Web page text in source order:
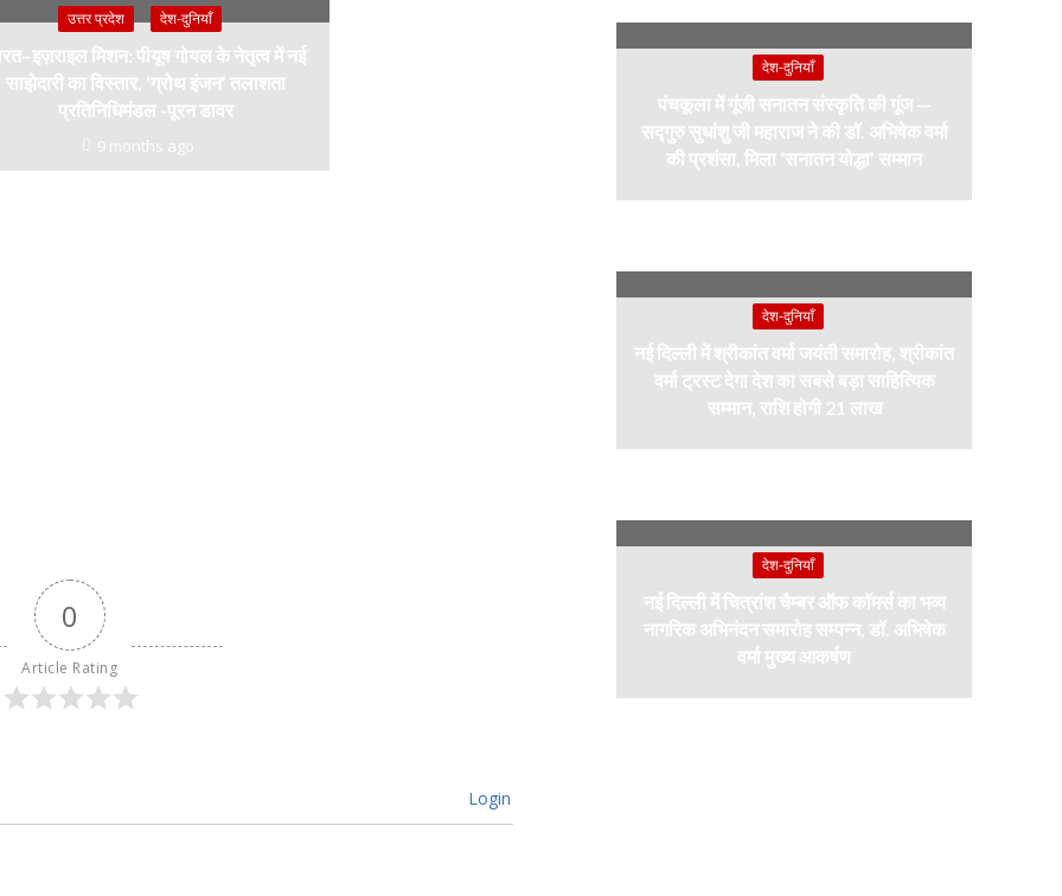
उत्तर प्रदेश देश-दुनियाँ
मिशन: पीयूष गोयल के नेतृत्व में नई
साझेदारी का विस्तार, ‘ग्रोथ इंजन’ तलाशता
प्रतिनिधिमंडल -पूरन डावर
9 months ago
0
Article Rating
Login
देश-दुनियाँ
पंचकूला में गूंजी सनातन संस्कृति की गूंज —
सद्गुरु सुधांशु जी महाराज ने की डॉ. अभिषेक वर्मा
की प्रशंसा, मिला ‘सनातन योद्धा’ सम्मान
देश-दुनियाँ
नई दिल्ली में श्रीकांत वर्मा जयंती समारोह, श्रीकांत
वर्मा ट्रस्ट देगा देश का सबसे बड़ा साहित्यिक
सम्मान, राशि होगी 21 लाख
देश-दुनियाँ
नई दिल्ली में चित्रांश चैम्बर ऑफ कॉमर्स का भव्य
नागरिक अभिनंदन समारोह सम्पन्न, डॉ. अभिषेक
वर्मा मुख्य आकर्षण